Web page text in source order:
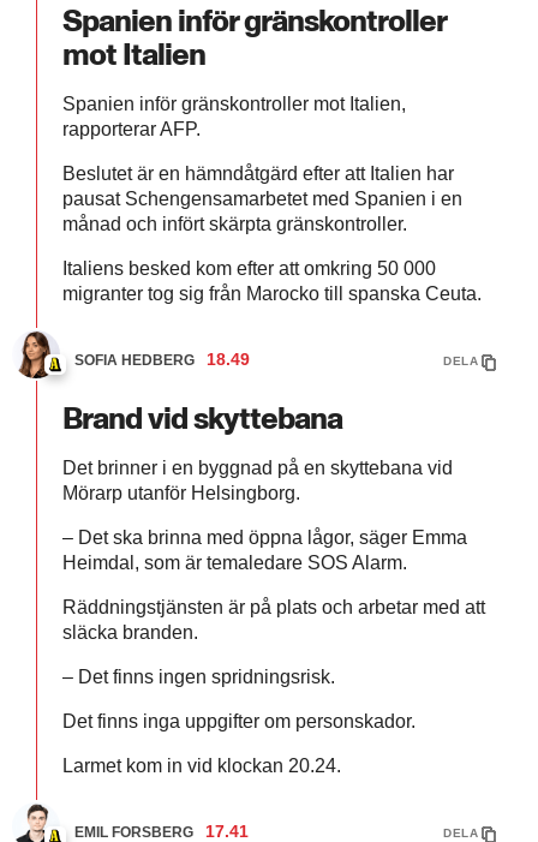
Spanien inför gränskontroller
mot Italien
Spanien inför gränskontroller mot Italien,
rapporterar AFP.
Beslutet är en hämndåtgärd efter att Italien har
pausat Schengensamarbetet med Spanien i en
månad och infört skärpta gränskontroller.
Italiens besked kom efter att omkring 50 000
migranter tog sig från Marocko till spanska Ceuta.
SOFIA HEDBERG 18.49 DELA
Brand vid skyttebana
Det brinner i en byggnad på en skyttebana vid
Mörarp utanför Helsingborg.
– Det ska brinna med öppna lågor, säger Emma
Heimdal, som är temaledare SOS Alarm.
Räddningstjänsten är på plats och arbetar med att
släcka branden.
– Det finns ingen spridningsrisk.
Det finns inga uppgifter om personskador.
Larmet kom in vid klockan 20.24.
EMIL FORSBERG 17.41 DELA